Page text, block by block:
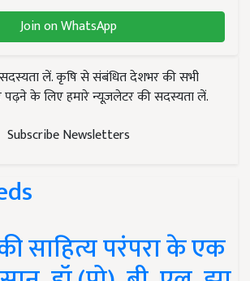
Join on WhatsApp
लें. कृषि से संबंधित देशभर की सभी
के लिए हमारे न्यूज़लेटर की सदस्यता लें.
Subscribe Newsletters
साहित्य परंपरा के एक